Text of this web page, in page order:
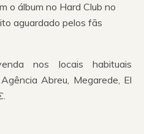
o álbum no Hard Club no
aguardado pelos fãs
nos locais habituais
Abreu, Megarede, El